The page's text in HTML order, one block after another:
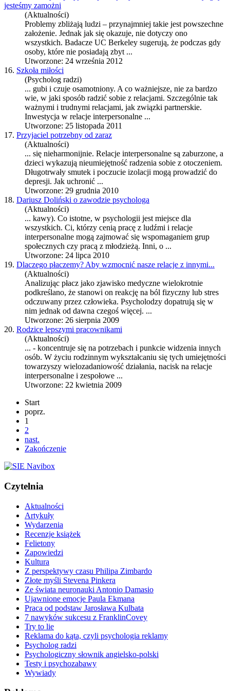
jesteśmy zamożni
(Aktualności)
Problemy zbliżają ludzi – przynajmniej takie jest powszechne
założenie. Jednak jak się okazuje, nie dotyczy ono
wszystkich. Badacze UC Berkeley sugerują, że podczas gdy
osoby, które nie posiadają zbyt ...
Utworzone: 24 września 2012
16. Szkoła miłości
(Psycholog radzi)
... gubi i czuje osamotniony. A co ważniejsze, nie za bardzo
wie, w jaki sposób radzić sobie z relacjami. Szczególnie tak
ważnymi i trudnymi relacjami, jak związki partnerskie.
Inwestycja w relacje interpersonalne ...
Utworzone: 25 listopada 2011
17. Przyjaciel potrzebny od zaraz
(Aktualności)
... się nieharmonijnie. Relacje interpersonalne są zaburzone, a
dzieci wykazują nieumiejętność radzenia sobie z otoczeniem.
Długotrwały smutek i poczucie izolacji mogą prowadzić do
depresji. Jak uchronić ...
Utworzone: 29 grudnia 2010
18. Dariusz Doliński o zawodzie psychologa
(Aktualności)
... kawy). Co istotne, w psychologii jest miejsce dla
wszystkich. Ci, którzy cenią pracę z ludźmi i relacje
interpersonalne mogą zajmować się wspomaganiem grup
społecznych czy pracą z młodzieżą. Inni, o ...
Utworzone: 24 lipca 2010
19. Dlaczego płaczemy? Aby wzmocnić nasze relacje z innymi...
(Aktualności)
Analizując płacz jako zjawisko medyczne wielokrotnie
podkreślano, że stanowi on reakcję na ból fizyczny lub stres
odczuwany przez człowieka. Psycholodzy dopatrują się w
nim jednak od dawna czegoś więcej. ...
Utworzone: 26 sierpnia 2009
20. Rodzice lepszymi pracownikami
(Aktualności)
... - koncentruje się na potrzebach i punkcie widzenia innych
osób. W życiu rodzinnym wykształcaniu się tych umiejętności
towarzyszy wielozadaniowość działania, nacisk na relacje
interpersonalne i zespołowe ...
Utworzone: 22 kwietnia 2009
Start
poprz.
1
2
nast.
Zakończenie
Czytelnia
Aktualności
Artykuły
Wydarzenia
Recenzje książek
Felietony
Zapowiedzi
Kultura
Z perspektywy czasu Philipa Zimbardo
Złote myśli Stevena Pinkera
Ze świata neuronauki Antonio Damasio
Ujawnione emocje Paula Ekmana
Praca od podstaw Jarosława Kulbata
7 nawyków sukcesu z FranklinCovey
Try to lie
Reklama do kąta, czyli psychologia reklamy
Psycholog radzi
Psychologiczny słownik angielsko-polski
Testy i psychozabawy
Wywiady